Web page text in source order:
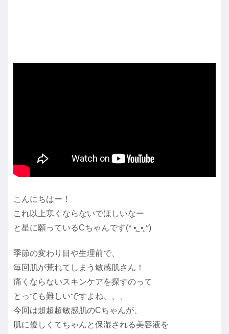
こんにちはー！
これ以上寒くならないでほしいなー
と星に願っているCちゃんです(ᐡ •̥ ̫ •̥ ᐡ)
季節の変わり目や生理前で、
毎回肌が荒れてしまう敏感肌さん！
痛くならないスキンケアを探すのって
とっても難しいですよね、、、
今回は超超超敏感肌のCちゃんが、
肌に優しくてちゃんと保湿される美容液を